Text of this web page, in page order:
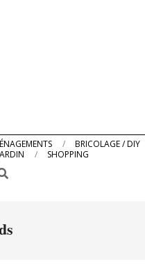
BRICOLAGE / DIY
SHOPPING